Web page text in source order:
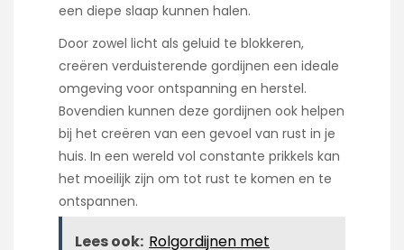
een diepe slaap kunnen halen.
Door zowel licht als geluid te blokkeren,
creëren verduisterende gordijnen een ideale
omgeving voor ontspanning en herstel.
Bovendien kunnen deze gordijnen ook helpen
bij het creëren van een gevoel van rust in je
huis. In een wereld vol constante prikkels kan
het moeilijk zijn om tot rust te komen en te
ontspannen.
Lees ook: Rolgordijnen met